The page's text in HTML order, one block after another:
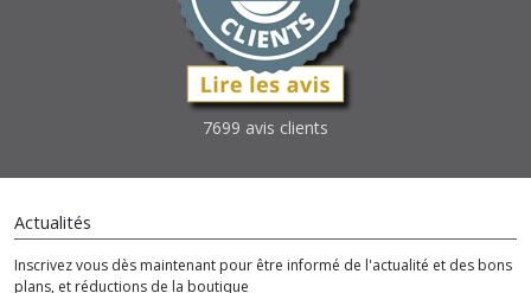
7699 avis clients
Actualités
Inscrivez vous dès maintenant pour être informé de l'actualité et des bons
plans, et réductions de la boutique